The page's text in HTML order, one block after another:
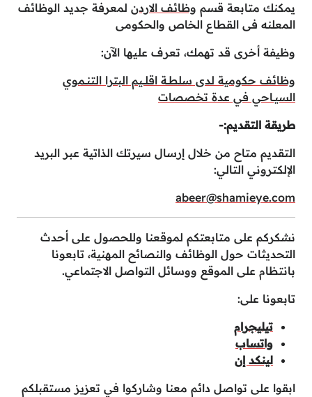
يمكنك متابعة قسم وظائف الاردن لمعرفة جديد الوظائف
المعلنه فى القطاع الخاص والحكومى
وظيفة أخرى قد تهمك، تعرف عليها الآن:
وظائف حكومية لدى سلطــة اقلـــيم البترا التنــموي
السيــاحي في عدة تخصصات
طريقة التقديم:-
التقديم متاح من خلال إرسال سيرتك الذاتية عبر البريد
الإلكتروني التالي:
abeer@shamieye.com
نشكركم على متابعتكم لموقعنا وللحصول على أحدث
التحديثات حول الوظائف والنصائح المهنية، تابعونا
بانتظام على الموقع ووسائل التواصل الاجتماعي.
تابعونا على:
تيليجرام
واتساب
لينكد إن
ابقوا على تواصل دائم معنا وشاركوا في تعزيز مستقبلكم